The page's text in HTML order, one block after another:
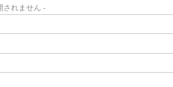
されません -